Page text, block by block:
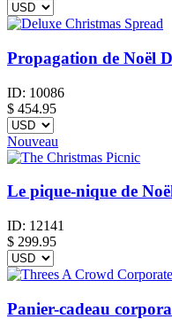
Propagation de Noël
ID: 10086
$ 454.95
Nouveau
Le pique-nique de
ID: 12141
$ 299.95
Panier-cadeau